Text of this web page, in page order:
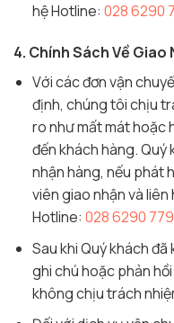
hệ Hotline: 028 6290
4. Chính Sách Về Giao
Với các đơn vận
định, chúng tôi chịu
ro như mất mát hoặc
đến khách hàng. Quý
nhận hàng, nếu phát
viên giao nhận và
Hotline: 028 6290
Sau khi Quý khách
ghi chú hoặc phản
không chịu trách